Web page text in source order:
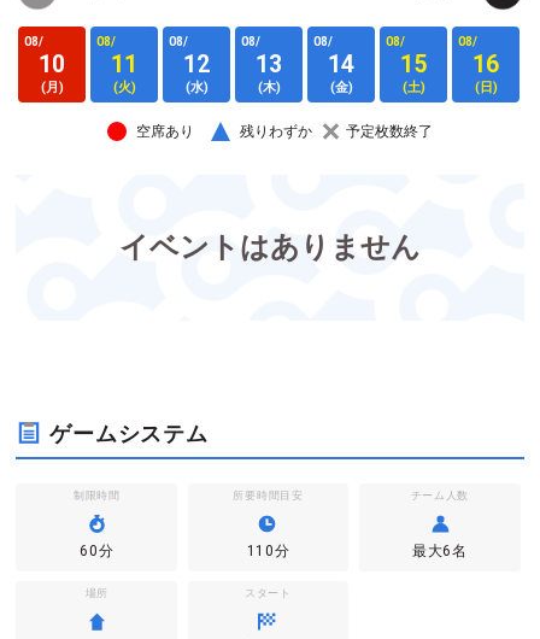
08/
10
(月)
08/
11
(火)
08/
12
(水)
08/
13
(木)
08/
14
(金)
08/
15
(土)
08/
16
(日)
空席あり 残りわずか 予定枚数終了
イベントはありません
ゲームシステム
制限時間
60分
所要時間目安
110分
チーム人数
最大6名
場所 スタート